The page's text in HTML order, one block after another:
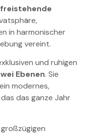
freistehende
in harmonischer
vereint.
und ruhigen
Ebenen. Sie
modernes,
das ganze Jahr